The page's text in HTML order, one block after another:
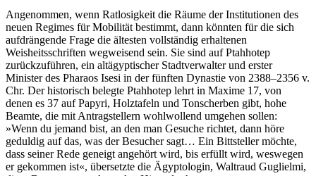
Angenommen, wenn Ratlosigkeit die Räume der Institutionen des
neuen Regimes für Mobilität bestimmt, dann könnten für die sich
aufdrängende Frage die ältesten vollständig erhaltenen
Weisheitsschriften wegweisend sein. Sie sind auf Ptahhotep
zurückzuführen, ein altägyptischer Stadtverwalter und erster
Minister des Pharaos Isesi in der fünften Dynastie von 2388–2356 v.
Chr. Der historisch belegte Ptahhotep lehrt in Maxime 17, von
denen es 37 auf Papyri, Holztafeln und Tonscherben gibt, hohe
Beamte, die mit Antragstellern wohlwollend umgehen sollen:
»Wenn du jemand bist, an den man Gesuche richtet, dann höre
geduldig auf das, was der Besucher sagt… Ein Bittsteller möchte,
dass seiner Rede geneigt angehört wird, bis erfüllt wird, weswegen
er gekommen ist«, übersetzte die Ägyptologin, Waltraud Guglielmi,